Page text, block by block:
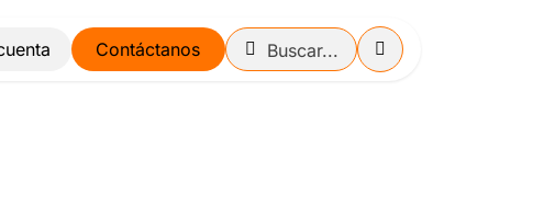
Blog Contáctanos